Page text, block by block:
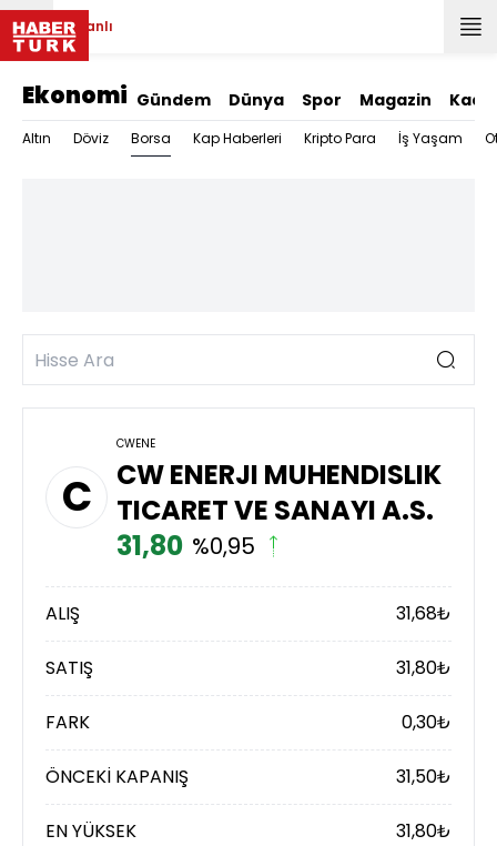
Canlı
Ekonomi Gündem Dünya Spor Magazin
Altın Döviz Borsa Kap Haberleri Kripto Para İş Yaşam
C
CWENE
CW ENERJI MUHENDISLIK
TICARET VE SANAYI A.S.
31,80 %0,95
ALIŞ 31,68₺
SATIŞ 31,80₺
FARK 0,30₺
ÖNCEKİ KAPANIŞ 31,50₺
EN YÜKSEK 31,80₺